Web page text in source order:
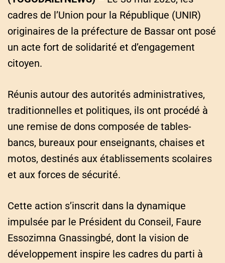
cadres de l’Union pour la République (UNIR)
originaires de la préfecture de Bassar ont posé
un acte fort de solidarité et d’engagement
citoyen.
Réunis autour des autorités administratives,
traditionnelles et politiques, ils ont procédé à
une remise de dons composée de tables-
bancs, bureaux pour enseignants, chaises et
motos, destinés aux établissements scolaires
et aux forces de sécurité.
Cette action s’inscrit dans la dynamique
impulsée par le Président du Conseil, Faure
Essozimna Gnassingbé, dont la vision de
développement inspire les cadres du parti à